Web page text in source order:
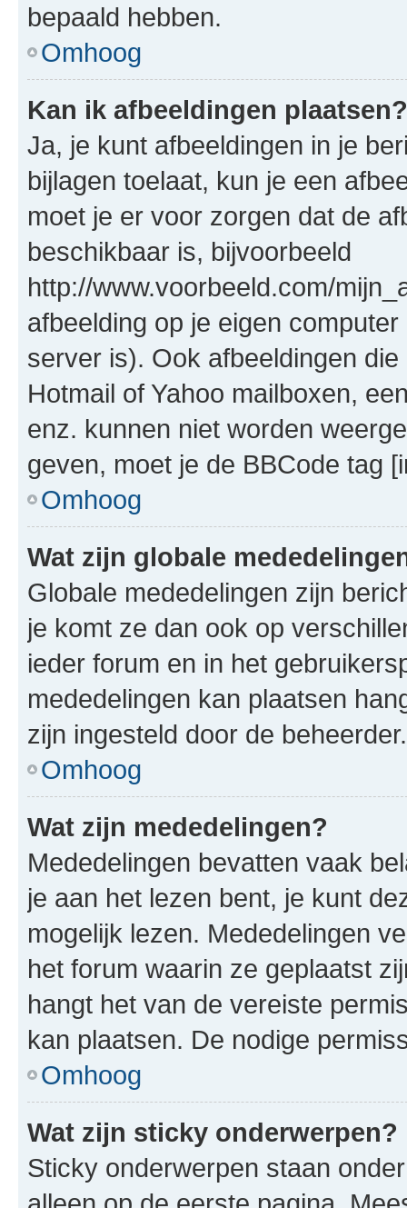
bepaald hebben.
Omhoog
Kan ik afbeeldingen plaatsen?
Ja, je kunt afbeeldingen in je
bijlagen toelaat, kun je een
moet je er voor zorgen dat de
beschikbaar is, bijvoorbeeld
http://www.voorbeeld.com/
afbeelding op je eigen
server is). Ook afbeeldingen
Hotmail of Yahoo mailboxen,
enz. kunnen niet worden
geven, moet je de BBCode tag
Omhoog
Wat zijn globale
Globale mededelingen zijn
je komt ze dan ook op
ieder forum en in het
mededelingen kan plaatsen
zijn ingesteld door de beheerder.
Omhoog
Wat zijn mededelingen?
Mededelingen bevatten vaak
je aan het lezen bent, je kunt
mogelijk lezen. Mededelingen
het forum waarin ze geplaatst
hangt het van de vereiste
kan plaatsen. De nodige
Omhoog
Wat zijn sticky onderwerpen?
Sticky onderwerpen staan